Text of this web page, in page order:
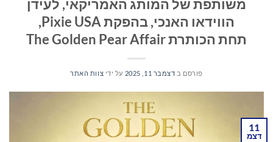
משותפת של המותג האמריקאי, לעידן
הווידאו האנכי, בהפקת Pixie USA,
תחת הכותרת The Golden Pear Affair
פורסם ב דצמבר 11, 2025 על ידי צוות האתר
11
דצמ